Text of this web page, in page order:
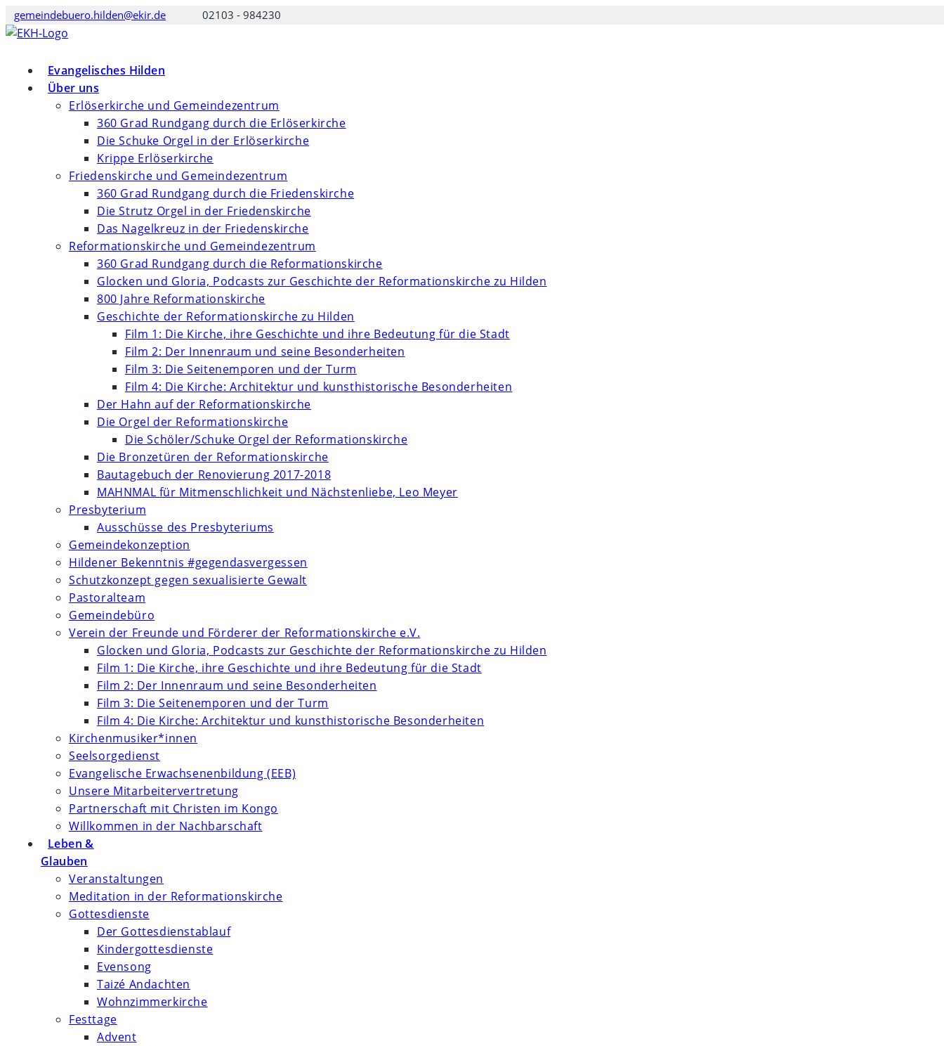
Zum
Inhalt
gemeindebuero.hilden@ekir.de 02103 - 984230
Evangelisches Hilden
Über uns
Erlöserkirche und Gemeindezentrum
360 Grad Rundgang durch die Erlöserkirche
Die Schuke Orgel in der Erlöserkirche
Krippe Erlöserkirche
Friedenskirche und Gemeindezentrum
360 Grad Rundgang durch die Friedenskirche
Die Strutz Orgel in der Friedenskirche
Das Nagelkreuz in der Friedenskirche
Reformationskirche und Gemeindezentrum
360 Grad Rundgang durch die Reformationskirche
Glocken und Gloria, Podcasts zur Geschichte der Reformationskirche zu Hilden
800 Jahre Reformationskirche
Geschichte der Reformationskirche zu Hilden
Film 1: Die Kirche, ihre Geschichte und ihre Bedeutung für die Stadt
Film 2: Der Innenraum und seine Besonderheiten
Film 3: Die Seitenemporen und der Turm
Film 4: Die Kirche: Architektur und kunsthistorische Besonderheiten
Der Hahn auf der Reformationskirche
Die Orgel der Reformationskirche
Die Schöler/Schuke Orgel der Reformationskirche
Die Bronzetüren der Reformationskirche
Bautagebuch der Renovierung 2017-2018
MAHNMAL für Mitmenschlichkeit und Nächstenliebe, Leo Meyer
Presbyterium
Ausschüsse des Presbyteriums
Gemeindekonzeption
Hildener Bekenntnis #gegendasvergessen
Schutzkonzept gegen sexualisierte Gewalt
Pastoralteam
Gemeindebüro
Verein der Freunde und Förderer der Reformationskirche e.V.
Glocken und Gloria, Podcasts zur Geschichte der Reformationskirche zu Hilden
Film 1: Die Kirche, ihre Geschichte und ihre Bedeutung für die Stadt
Film 2: Der Innenraum und seine Besonderheiten
Film 3: Die Seitenemporen und der Turm
Film 4: Die Kirche: Architektur und kunsthistorische Besonderheiten
Kirchenmusiker*innen
Seelsorgedienst
Evangelische Erwachsenenbildung (EEB)
Unsere Mitarbeitervertretung
Partnerschaft mit Christen im Kongo
Willkommen in der Nachbarschaft
Leben &
Glauben
Veranstaltungen
Meditation in der Reformationskirche
Gottesdienste
Der Gottesdienstablauf
Kindergottesdienste
Evensong
Taizé Andachten
Wohnzimmerkirche
Festtage
Advent